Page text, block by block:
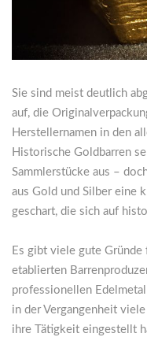
Sie sind meist deutlich
auf, die
Herstellernamen in den
Historische Goldbarren
Sammlerstücke aus –
aus Gold und Silber eine
geschart, die sich auf
Es gibt viele gute
etablierten
professionellen
in der Vergangenheit
ihre Tätigkeit eingestellt